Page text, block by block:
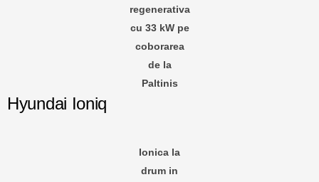
regenerativa
cu 33 kW pe
coborarea
de la
Paltinis
Hyundai Ioniq
Ionica la
drum in